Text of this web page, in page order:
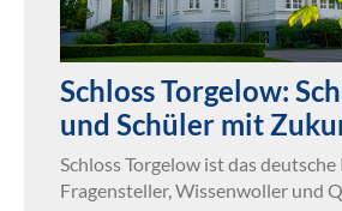
Schloss Torgelow:
und Schüler mit
Schloss Torgelow ist das
Fragensteller, Wissenwoller und